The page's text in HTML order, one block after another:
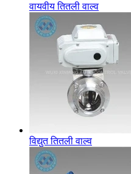
वायवीय तितली वाल्व
विद्युत तितली वाल्व